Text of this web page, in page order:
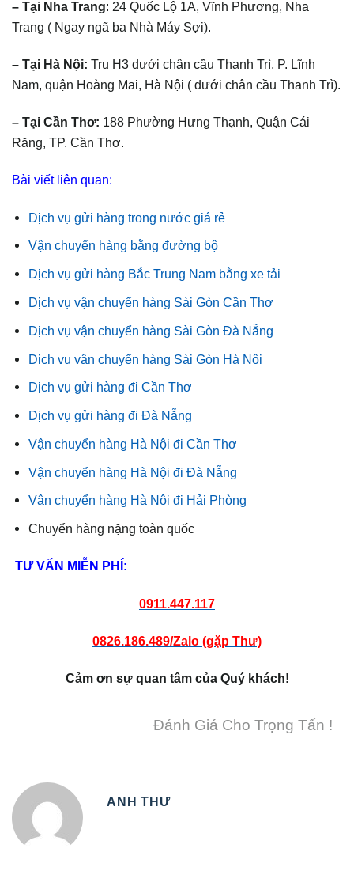
– Tại Nha Trang: 24 Quốc Lộ 1A, Vĩnh Phương, Nha
Trang ( Ngay ngã ba Nhà Máy Sợi).
– Tại Hà Nội: Trụ H3 dưới chân cầu Thanh Trì, P. Lĩnh
Nam, quận Hoàng Mai, Hà Nội ( dưới chân cầu Thanh Trì).
– Tại Cần Thơ: 188 Phường Hưng Thạnh, Quận Cái
Răng, TP. Cần Thơ.
Bài viết liên quan:
Dịch vụ gửi hàng trong nước giá rẻ
Vận chuyển hàng bằng đường bộ
Dịch vụ gửi hàng Bắc Trung Nam bằng xe tải
Dịch vụ vận chuyển hàng Sài Gòn Cần Thơ
Dịch vụ vận chuyển hàng Sài Gòn Đà Nẵng
Dịch vụ vận chuyển hàng Sài Gòn Hà Nội
Dịch vụ gửi hàng đi Cần Thơ
Dịch vụ gửi hàng đi Đà Nẵng
Vận chuyển hàng Hà Nội đi Cần Thơ
Vận chuyển hàng Hà Nội đi Đà Nẵng
Vận chuyển hàng Hà Nội đi Hải Phòng
Chuyển hàng nặng toàn quốc
TƯ VẤN MIỄN PHÍ:
0911.447.117
0826.186.489/Zalo (gặp Thư)
Cảm ơn sự quan tâm của Quý khách!
Đánh Giá Cho Trọng Tấn !
ANH THƯ